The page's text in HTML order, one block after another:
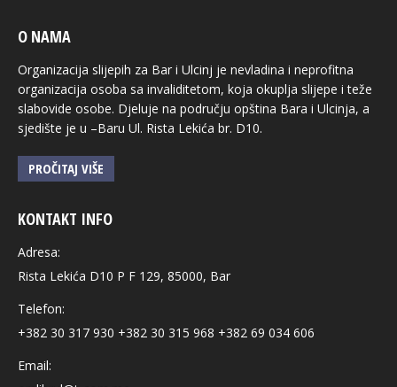
O NAMA
Organizacija slijepih za Bar i Ulcinj je nevladina i neprofitna
organizacija osoba sa invaliditetom, koja okuplja slijepe i teže
slabovide osobe. Djeluje na području opština Bara i Ulcinja, a
sjedište je u –Baru Ul. Rista Lekića br. D10.
PROČITAJ VIŠE
KONTAKT INFO
Adresa:
Rista Lekića D10 P F 129, 85000, Bar
Telefon:
+382 30 317 930 +382 30 315 968 +382 69 034 606
Email: